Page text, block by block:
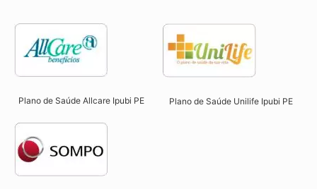
Plano de Saúde Allcare Ipubi PE​ Plano de Saúde Unilife Ipubi PE​